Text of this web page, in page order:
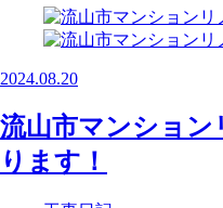
2024.08.20
流山市マンショ
ります！